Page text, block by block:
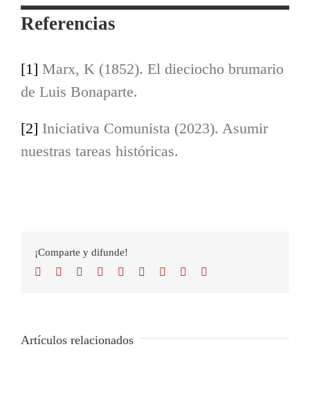
Referencias
[1] Marx, K (1852). El dieciocho brumario
de Luis Bonaparte.
[2] Iniciativa Comunista (2023). Asumir
nuestras tareas históricas.
¡Comparte y difunde!
Facebook
TwitterReddit LinkedInWhatsApp
TumblrPinterest
Artículos relacionados